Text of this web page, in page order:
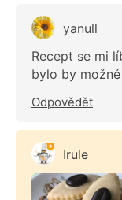
yanull
Recept se mi
bylo by
Odpovědět
Irule